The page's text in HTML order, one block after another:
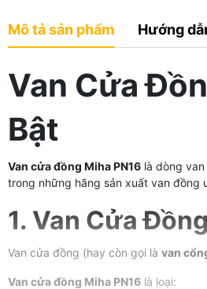
Mô tả sản phẩm Hướng
Van Cửa
Bật
Van cửa đồng Miha PN16 là dòng
trong những hãng sản xuất van đồng
1. Van Cửa
Van cửa đồng (hay còn gọi là van
Van cửa đồng Miha PN16 là loại: